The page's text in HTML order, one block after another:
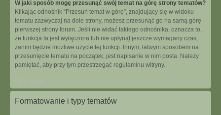
W jaki sposób mogę przesunąć swój temat na górę strony tematów?
Klikając odnośnik “Przesuń temat w górę”, znajdujący się w widoku
tematu zazwyczaj na dole strony, możesz przesunąć go na samą górę
pierwszej strony forum. Jeśli nie widać takiego odnośnika, oznacza to,
że funkcja ta jest wyłączona lub nie upłynął jeszcze wymagany czas,
zanim będzie możliwe użycie tej funkcji. Innym, łatwym sposobem na
przesunięcie tematu na początek, jest napisanie w nim posta. Należy
pamiętać, aby przy tym przestrzegać regulaminu witryny.
Na górę
Formatowanie i typy tematów